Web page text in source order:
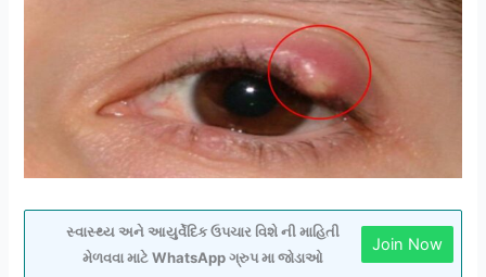
સ્વાસ્થ્ય અને આયુર્વેદિક ઉપચાર વિશે ની માહિતી
મેળવવા માટે WhatsApp ગ્રુપ મા જોડાઓ
Join Now